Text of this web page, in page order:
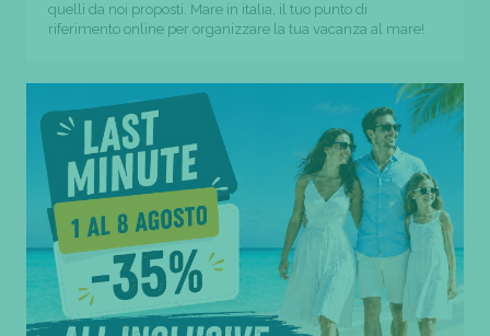
quelli da noi proposti. Mare in italia, il tuo punto di
riferimento online per organizzare la tua vacanza al mare!